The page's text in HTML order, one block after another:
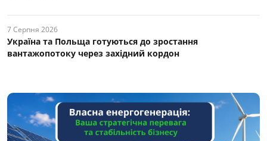
7 Серпня 2026
Україна та Польща готуються до зростання
вантажопотоку через західний кордон